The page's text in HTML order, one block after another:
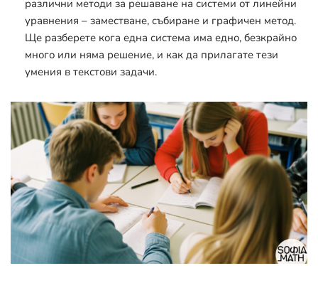
различни методи за решаване на системи от линейни
уравнения – заместване, събиране и графичен метод.
Ще разберете кога една система има едно, безкрайно
много или няма решение, и как да прилагате тези
умения в текстови задачи.